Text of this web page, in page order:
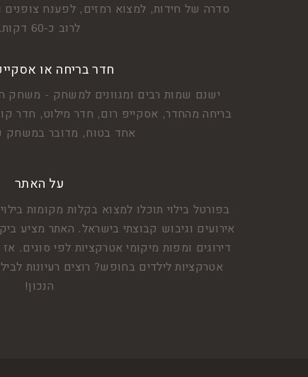
סדרה של חידות, למצוא רמזים, לפענח צופנים
לרוב כ-60 דקות.
חדר בריחה או
ישנם שמות רבים ומגוונים למשחק - משחק
בריחה מהחדר, אסקייפ רום, חדר מילוט, חדר
אחד בטוח, מדובר במשחק
על האתר
בפורטל בילוי תוכלו למצוא בקלות מקומות
אירועים וגיבוש קבוצתי בישראל. האתר מציע
דירוגים ומפות מיקומי אטרקציות לפי
אטרקציות לילדים בחופש? רוצים רעיונות
הנכון!